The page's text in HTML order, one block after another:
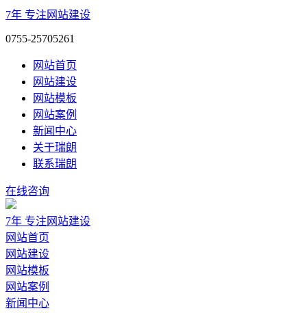
7年 专注网站建设
0755-25705261
网站首页
网站建设
网站模板
网站案例
新闻中心
关于瑞朗
联系瑞朗
在线咨询
7年 专注网站建设
网站首页
网站建设
网站模板
网站案例
新闻中心